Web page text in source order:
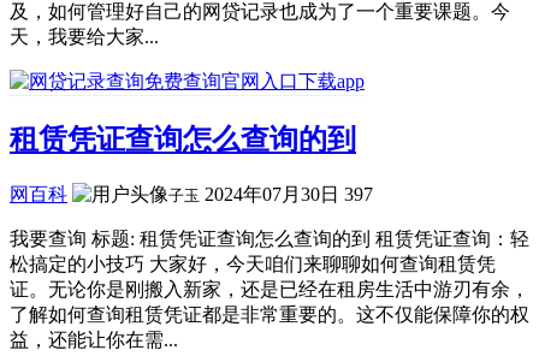
及，如何管理好自己的网贷记录也成为了一个重要课题。今
天，我要给大家...
租赁凭证查询怎么查询的到
网百科 子玉 2024年07月30日 397
我要查询 标题: 租赁凭证查询怎么查询的到 租赁凭证查询：轻
松搞定的小技巧 大家好，今天咱们来聊聊如何查询租赁凭
证。无论你是刚搬入新家，还是已经在租房生活中游刃有余，
了解如何查询租赁凭证都是非常重要的。这不仅能保障你的权
益，还能让你在需...